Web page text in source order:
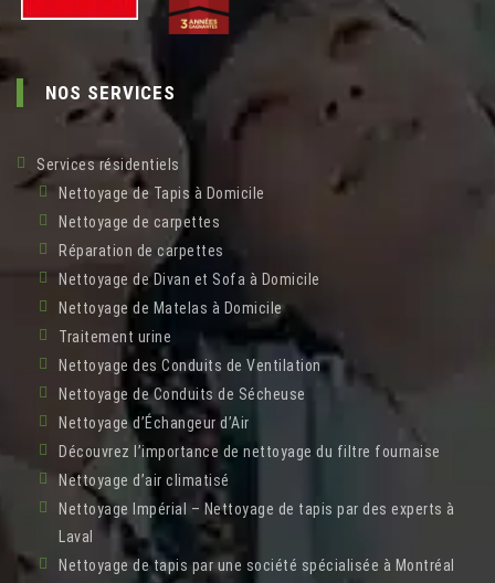
NOS SERVICES
Services résidentiels
Nettoyage de Tapis à Domicile
Nettoyage de carpettes
Réparation de carpettes
Nettoyage de Divan et Sofa à Domicile
Nettoyage de Matelas à Domicile
Traitement urine
Nettoyage des Conduits de Ventilation
Nettoyage de Conduits de Sécheuse
Nettoyage d’Échangeur d’Air
Découvrez l’importance de nettoyage du filtre fournaise
Nettoyage d’air climatisé
Nettoyage Impérial – Nettoyage de tapis par des experts à
Laval
Nettoyage de tapis par une société spécialisée à Montréal